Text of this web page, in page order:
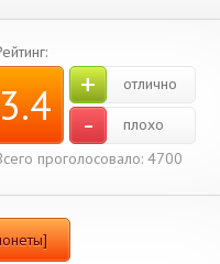
+ отлично
-
плохо
проголосовало: 4700